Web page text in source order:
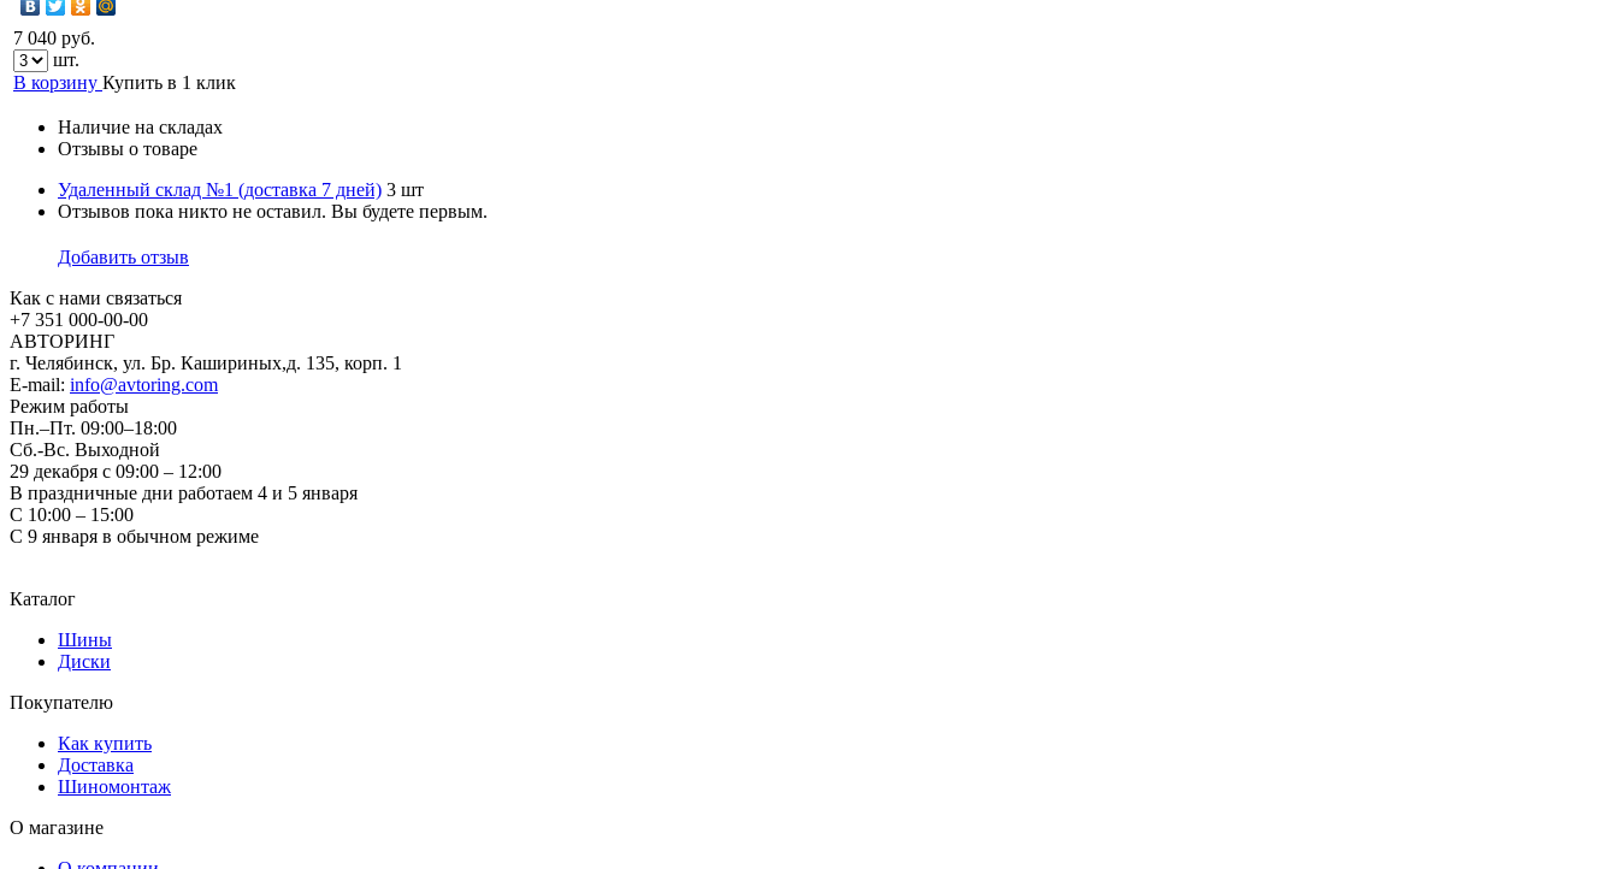
7 040 руб.
шт.
В корзину Купить в 1 клик
Наличие на складах
Отзывы о товаре
Удаленный склад №1 (доставка 7 дней) 3 шт
Отзывов пока никто не оставил. Вы будете первым.
Добавить отзыв
Как с нами связаться
+7 351 000-00-00
АВТОРИНГ
г. Челябинск, ул. Бр. Кашириных,д. 135, корп. 1
E-mail: info@avtoring.com
Режим работы
Пн.–Пт. 09:00–18:00
Сб.-Вс. Выходной
29 декабря с 09:00 – 12:00
В праздничные дни работаем 4 и 5 января
С 10:00 – 15:00
С 9 января в обычном режиме
Каталог
Шины
Диски
Покупателю
Как купить
Доставка
Шиномонтаж
О магазине